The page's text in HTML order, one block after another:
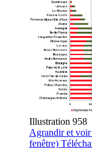
Illustration 958
Agrandiret
fenêtre)